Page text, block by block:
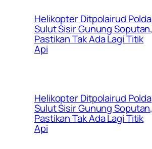
Helikopter Ditpolairud Polda
Sulut Sisir Gunung Soputan,
Pastikan Tak Ada Lagi Titik
Api
Helikopter Ditpolairud Polda
Sulut Sisir Gunung Soputan,
Pastikan Tak Ada Lagi Titik
Api